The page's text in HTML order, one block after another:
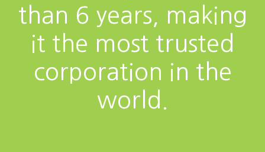
than 6 years, making
it the most trusted
corporation in the
world.